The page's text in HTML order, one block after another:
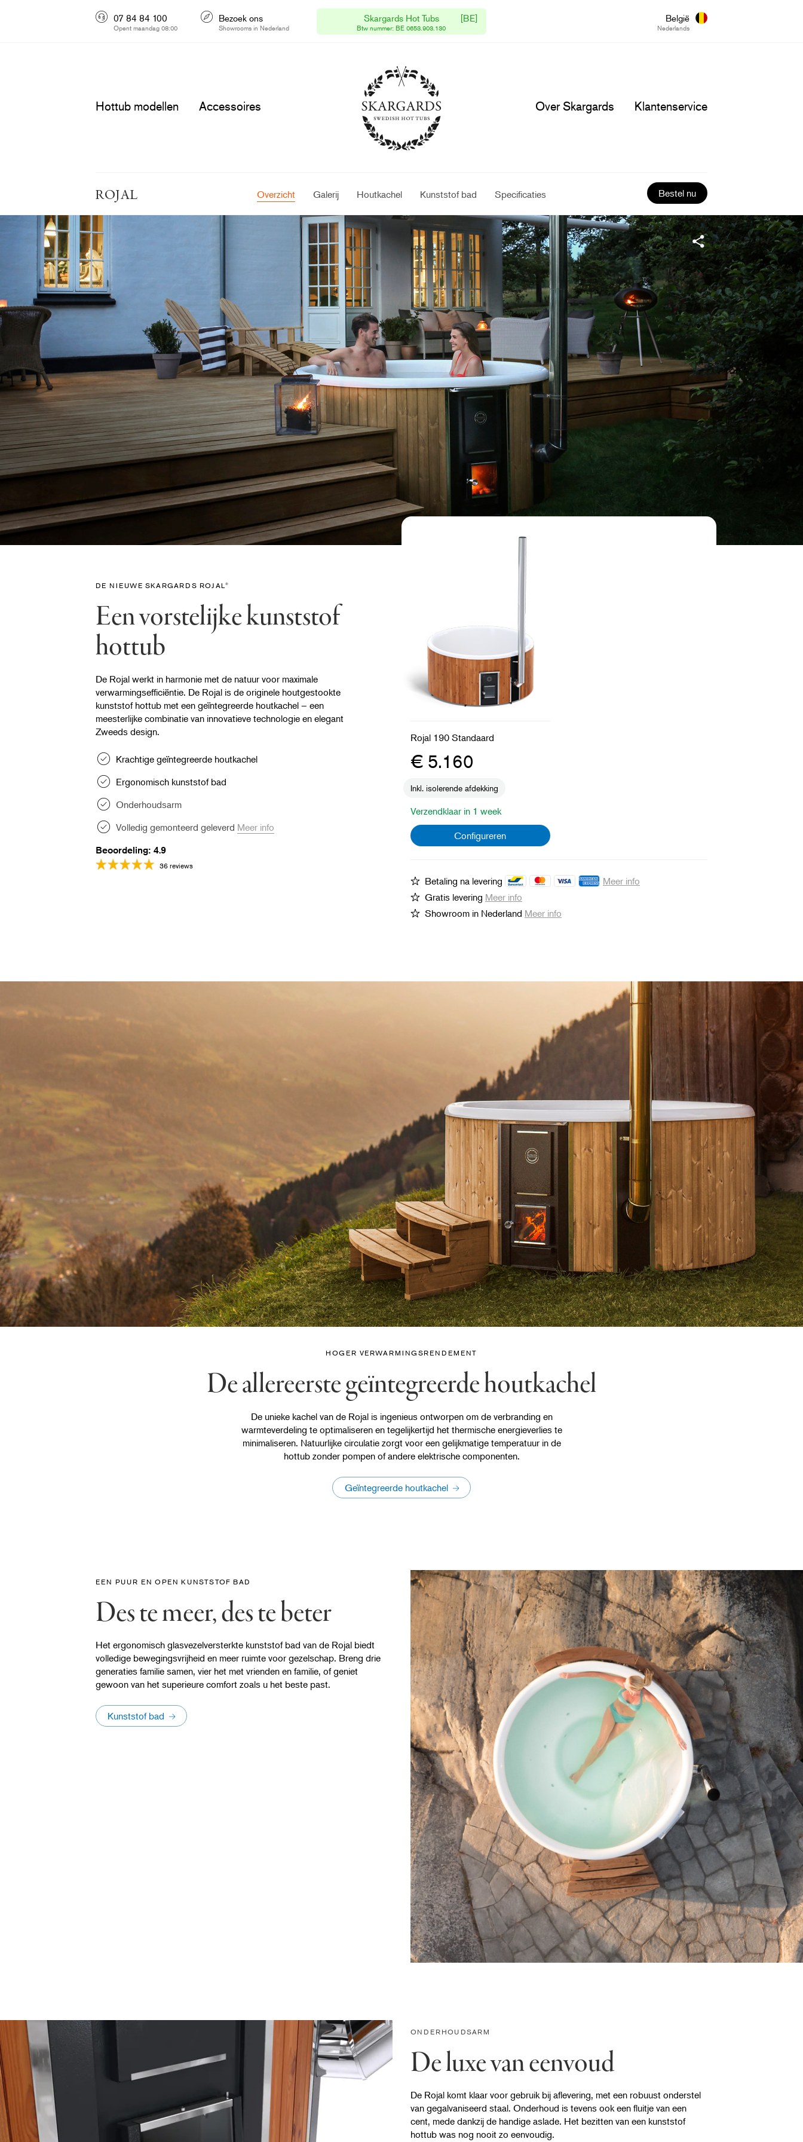
Hottub modellen Accessoires Over Skargards Klantenservice
07 84 84 100
Opent maandag 08:00
Bezoek ons
Showrooms in Nederland Gratis levering
Verzending binnen 1 week
Skargards Hot Tubs [BE]
Btw nummer: BE 0653.903.130
België
Nederlands
Overzicht Galerij Houtkachel Kunststof bad Specificaties Bestel nu
DE NIEUWE SKARGARDS ROJAL®
Een vorstelijke kunststof
hottub
De Rojal werkt in harmonie met de natuur voor maximale
verwarmingsefficiëntie. De Rojal is de originele houtgestookte
kunststof hottub met een geïntegreerde houtkachel – een
meesterlijke combinatie van innovatieve technologie en elegant
Zweeds design.
Krachtige geïntegreerde houtkachel
Ergonomisch kunststof bad
Onderhoudsarm
Volledig gemonteerd geleverd Meer info
Beoordeling: 4.9
36 reviews
Rojal 190 Standaard
€ 5.160
Inkl. isolerende afdekking
Verzendklaar in 1 week
Configureren
Betaling na levering
Meer info
Gratis levering Meer info
Showroom in Nederland Meer info
HOGER VERWARMINGSRENDEMENT
De allereerste geïntegreerde houtkachel
De unieke kachel van de Rojal is ingenieus ontworpen om de verbranding en
warmteverdeling te optimaliseren en tegelijkertijd het thermische energieverlies te
minimaliseren. Natuurlijke circulatie zorgt voor een gelijkmatige temperatuur in de
hottub zonder pompen of andere elektrische componenten.
Geïntegreerde houtkachel
EEN PUUR EN OPEN KUNSTSTOF BAD
Des te meer, des te beter
Het ergonomisch glasvezelversterkte kunststof bad van de Rojal biedt
volledige bewegingsvrijheid en meer ruimte voor gezelschap. Breng drie
generaties familie samen, vier het met vrienden en familie, of geniet
gewoon van het superieure comfort zoals u het beste past.
Kunststof bad
ONDERHOUDSARM
De luxe van eenvoud
De Rojal komt klaar voor gebruik bij aflevering, met een robuust onderstel
van gegalvaniseerd staal. Onderhoud is tevens ook een fluitje van een
cent, mede dankzij de handige aslade. Het bezitten van een kunststof
hottub was nog nooit zo eenvoudig.